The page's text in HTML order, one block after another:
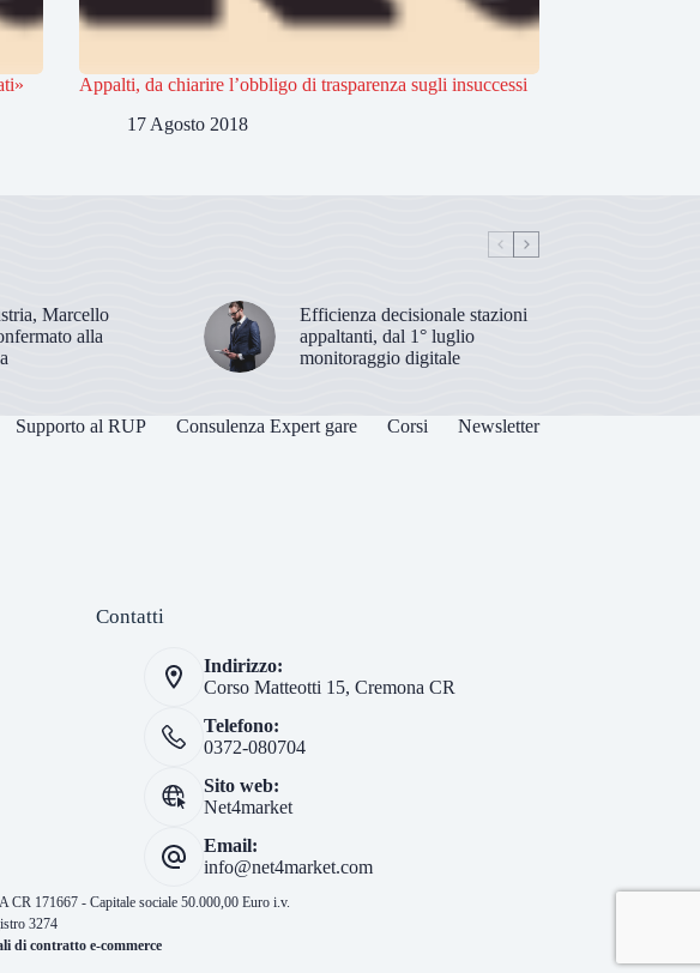
Appalti, da chiarire l’obbligo di trasparenza sugli insuccessi
17 Agosto 2018
Marcello
alla
Efficienza decisionale stazioni
appaltanti, dal 1° luglio
monitoraggio digitale
Supporto al RUP Consulenza Expert gare Corsi Newsletter
Contatti
Indirizzo:
Corso Matteotti 15, Cremona CR
Telefono:
0372-080704
Sito web:
Net4market
Email:
info@net4market.com
171667 - Capitale sociale 50.000,00 Euro i.v.
3274
di contratto e-commerce